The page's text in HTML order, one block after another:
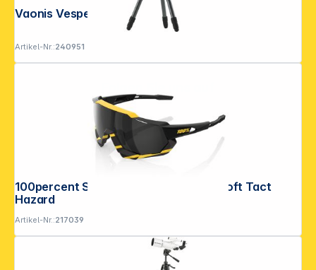
Vaonis Vespera III Essential
Artikel-Nr.:240951
100percent Speedtrap - Mirror Lens Soft Tact
Hazard
Artikel-Nr.:217039